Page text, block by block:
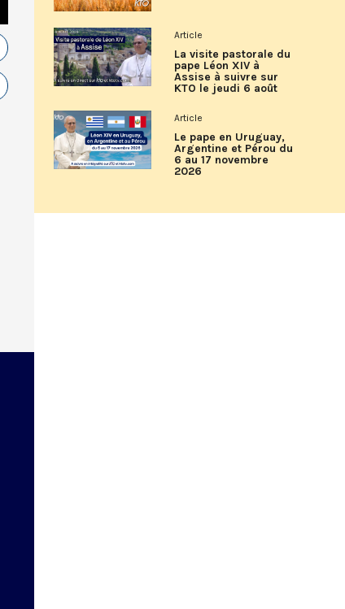
Article
La visite pastorale du
pape Léon XIV à
Assise à suivre sur
KTO le jeudi 6 août
Article
Le pape en Uruguay,
Argentine et Pérou du
6 au 17 novembre
2026